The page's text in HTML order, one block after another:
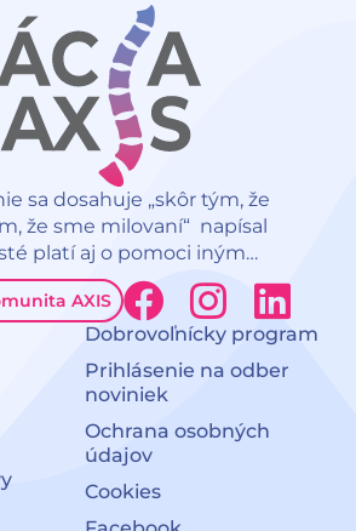
sa dosahuje „skôr tým, že
že sme milovaní“ napísal
platí aj o pomoci iným…
AXIS
F
a
c
e
b
o
I
n
s
t
L
i
n
Dobrovoľnícky program
Prihlásenie na odber
noviniek
Ochrana osobných
údajov
Cookies